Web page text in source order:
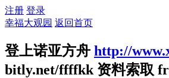
注册 登录
幸福大观园 返回首页
登上诺亚方舟 http://
bitly.net/ffffkk 资料索取